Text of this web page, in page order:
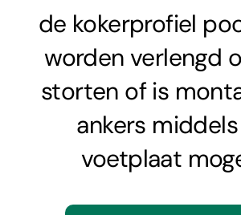
de kokerprofiel
worden verlengd
storten of is
ankers
voetplaat